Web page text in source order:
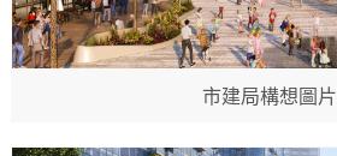
市建局構想圖片